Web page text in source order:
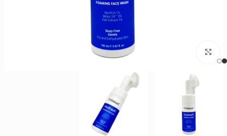
برای بزرگنمایی کلیک کنید